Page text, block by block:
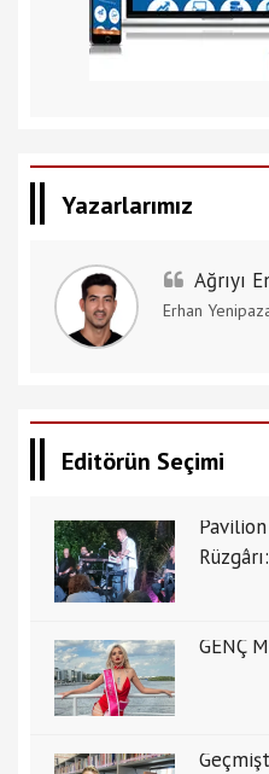
Yazarlarımız
Ağrıyı
Erhan
Editörün Seçimi
GENÇ